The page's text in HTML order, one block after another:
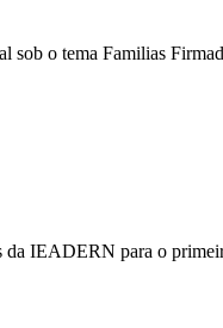
o tema Familias
da IEADERN para o